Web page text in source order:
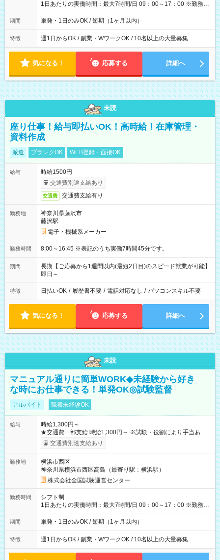
1日あたりの実働時間：最大7時間/日 09：00～17：00 ※勤務時
間は 試験により異なります。
期間 単発・1日のみOK / 短期（1ヶ月以内）
特徴 週1日からOK / 副業・WワークOK / 10名以上の大量募集
気になる！ 応募する 詳細へ
未読
座り仕事！給与即払いOK！高時給！在庫管理・
資料作成
派遣 ブランクOK WEB登録・面接OK
給与
時給1500円
交通費別途支給あり
交通費 交通費支給有り
勤務地
神奈川県藤沢市
藤沢駅
電子・機械系メーカー
勤務時間 8:00～16:45 ※表記のうち実働7時間45分です。
期間
長期【ご応募から1週間以内(最短2日目)のスピード就業が可能】
即日～
特徴 日払いOK / 履歴書不要 / 電話対応なし / パソコンスキル不要
気になる！ 応募する 詳細へ
未読
マニュアル通りに簡単WORK◆未経験から好き
な時にお仕事できる！単発OK◎試験監督
アルバイト 職種未経験OK
給与
時給1,300円～
★交通費一部支給 時給1,300円～ ※試験・役割により手当あり
※勤務回数により昇給あり 【即給（前払い）オプションあ
り！】 希望される場合、勤務から1週間ほどで給与の一部を受け
例】 ・河合塾模擬試験 8:30～17:30（休憩1時間） 時給1,300円
×8時間＝日収10,400円＋交通費 ※当日の役割により時給＋100
円の場合あり ・国家試験 7:00～13:30（休憩なし） 時給1,300
円（役割手当＋100円）×6時間＝日収8,400円＋交通費 【試用期
間】試用期間なし
交通費別途支給あり
勤務地
横浜市西区
神奈川県横浜市西区高島（最寄り駅：横浜駅）
株式会社全国試験運営センター
勤務時間
シフト制
1日あたりの実働時間：最大7時間/日 09：00～17：00 ※勤務時
間は 試験により異なります。
期間 単発・1日のみOK / 短期（1ヶ月以内）
特徴 週1日からOK / 副業・WワークOK / 10名以上の大量募集